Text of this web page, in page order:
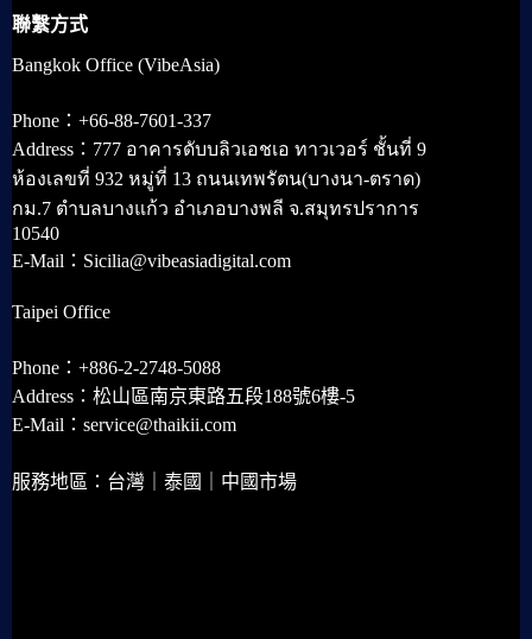
聯繫方式
Bangkok Office (VibeAsia)
Phone：+66-88-7601-337
Address：777 อาคารดับบลิวเอชเอ ทาวเวอร์ ชั้นที่ 9
ห้องเลขที่ 932 หมู่ที่ 13 ถนนเทพรัตน(บางนา-ตราด)
กม.7 ตำบลบางแก้ว อำเภอบางพลี จ.สมุทรปราการ
10540
E-Mail：Sicilia@vibeasiadigital.com
Taipei Office
Phone：+886-2-2748-5088
Address：松山區南京東路五段188號6樓-5
E-Mail：service@thaikii.com
服務地區：台灣｜泰國｜中國市場